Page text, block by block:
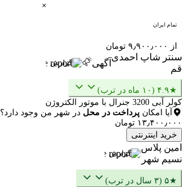
تمام ایران
از ۹٫۹۰۰٫۰۰۰ تومان
سنتر شاپ احمدی
قم
آگهی گزارش
★۴.۹ (۱۰ ماه در ترب)
کولر آبی 3200 جنرال با موتور الکتروژن
آیا امکان پرداخت در محل در شهر من وجود دارد؟
۱۳٫۴۰۰٫۰۰۰ تومان
خرید اینترنتی
امین پلاس
نسیم شهر
گزارش
★۵ (۳ سال در ترب)